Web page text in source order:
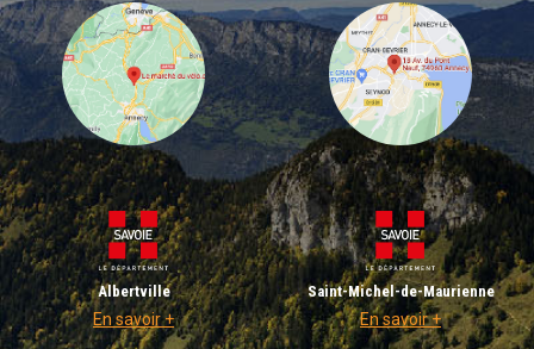
Albertville
En savoir +
Saint-Michel-de-Maurienne
En savoir +